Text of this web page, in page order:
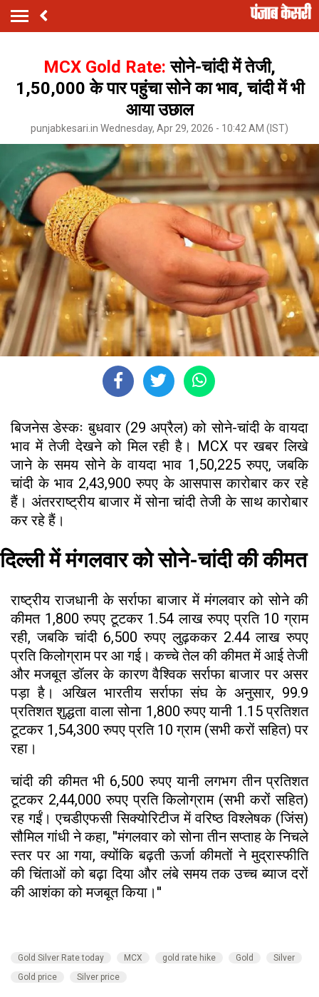
MCX Gold Rate:सोने-चांदी में तेजी,
₹1,50,000 के पार पहुंचा सोने का भाव, चांदी में भी
आया उछाल
punjabkesari.in Wednesday, Apr 29, 2026 - 10:42 AM (IST)
बिजनेस डेस्कः बुधवार (29 अप्रैल) को सोने-चांदी के वायदा
भाव में तेजी देखने को मिल रही है। MCX पर खबर लिखे
जाने के समय सोने के वायदा भाव 1,50,225 रुपए, जबकि
चांदी के भाव 2,43,900 रुपए के आसपास कारोबार कर रहे
हैं। अंतरराष्ट्रीय बाजार में सोना चांदी तेजी के साथ कारोबार
कर रहे हैं।
दिल्ली में मंगलवार को सोने-चांदी की कीमत
राष्ट्रीय राजधानी के सर्राफा बाजार में मंगलवार को सोने की
कीमत 1,800 रुपए टूटकर 1.54 लाख रुपए प्रति 10 ग्राम
रही, जबकि चांदी 6,500 रुपए लुढ़ककर 2.44 लाख रुपए
प्रति किलोग्राम पर आ गई। कच्चे तेल की कीमत में आई तेजी
और मजबूत डॉलर के कारण वैश्विक सर्राफा बाजार पर असर
पड़ा है। अखिल भारतीय सर्राफा संघ के अनुसार, 99.9
प्रतिशत शुद्धता वाला सोना 1,800 रुपए यानी 1.15 प्रतिशत
टूटकर 1,54,300 रुपए प्रति 10 ग्राम (सभी करों सहित) पर
रहा।
चांदी की कीमत भी 6,500 रुपए यानी लगभग तीन प्रतिशत
टूटकर 2,44,000 रुपए प्रति किलोग्राम (सभी करों सहित)
रह गईं। एचडीएफसी सिक्योरिटीज में वरिष्ठ विश्लेषक (जिंस)
सौमिल गांधी ने कहा, ''मंगलवार को सोना तीन सप्ताह के निचले
स्तर पर आ गया, क्योंकि बढ़ती ऊर्जा कीमतों ने मुद्रास्फीति
की चिंताओं को बढ़ा दिया और लंबे समय तक उच्च ब्याज दरों
की आशंका को मजबूत किया।''
Gold Silver Rate today MCX gold rate hike Gold
Silver
Gold price
Silver price